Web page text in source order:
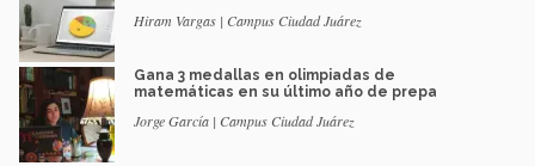
Hiram Vargas | Campus Ciudad Juárez
Gana 3 medallas en olimpiadas de
matemáticas en su último año de prepa
Jorge García | Campus Ciudad Juárez